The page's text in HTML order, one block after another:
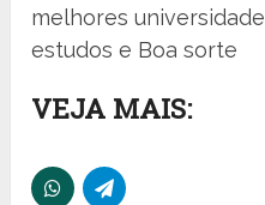
melhores
estudos e Boa sorte
VEJA MAIS: